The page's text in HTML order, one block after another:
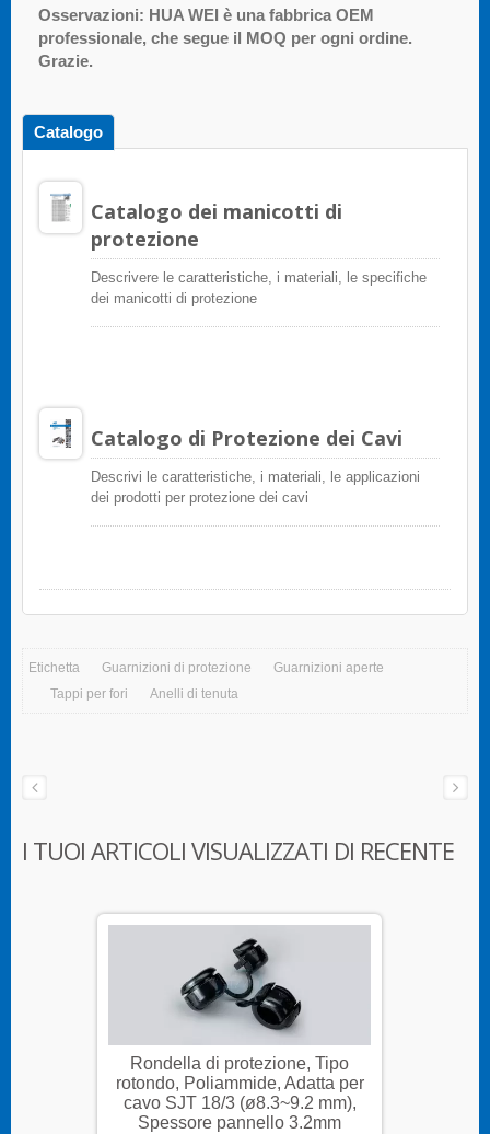
Osservazioni: HUA WEI è una fabbrica OEM
professionale, che segue il MOQ per ogni ordine.
Grazie.
Catalogo
Catalogo dei manicotti di
protezione
Descrivere le caratteristiche, i materiali, le specifiche
dei manicotti di protezione
Catalogo di Protezione dei Cavi
Descrivi le caratteristiche, i materiali, le applicazioni
dei prodotti per protezione dei cavi
Etichetta Guarnizioni di protezione
Guarnizioni aperte
Tappi per fori
Anelli di tenuta
I TUOI ARTICOLI VISUALIZZATI DI RECENTE
Rondella di protezione, Tipo
rotondo, Poliammide, Adatta per
cavo SJT 18/3 (ø8.3~9.2 mm),
Spessore pannello 3.2mm